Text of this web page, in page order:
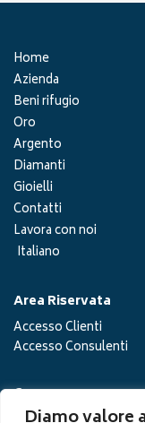
Home
Azienda
Beni rifugio
Oro
Argento
Diamanti
Gioielli
Contatti
Lavora con noi
Italiano
Area Riservata
Accesso Clienti
Accesso Consulenti
Cerca